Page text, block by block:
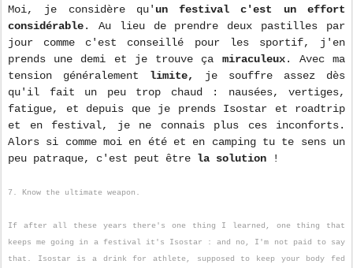
Moi, je considère qu' un festival c'est un effort
considérable. Au lieu de prendre deux pastilles par
jour comme c'est conseillé pour les sportif, j'en
prends une demi et je trouve ça miraculeux. Avec ma
tension généralement limite,
je souffre assez dès
qu'il fait un peu trop chaud : nausées, vertiges,
fatigue, et depuis que je prends Isostar et roadtrip
et en festival, je ne connais plus ces inconforts.
Alors si comme moi en été et en camping tu te sens un
peu patraque, c'est peut être la solution !
7. Know the ultimate weapon.
If after all these years there's one thing I learned, one thing that
keeps me going in a festival it's Isostar : and no, I'm not paid to say
that. Isostar is a drink for athlete, supposed to keep your body fed